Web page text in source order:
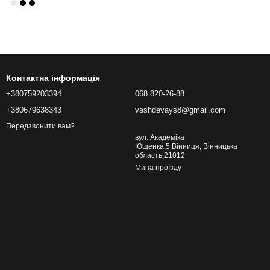
Контактна інформація
+380759203394
+380679638343
Передзвонити вам?
068 820-26-88
vashdevays8@gmail.com
вул. Академіка
Ющенка,5,Вінниця, Вінницька
область,21012
Мапа проїзду